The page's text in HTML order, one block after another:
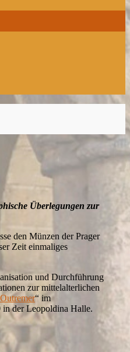
Überlegungen zur
den Münzen der Prager
Zeit einmaliges
und Durchführung
zur mittelalterlichen
“ im
in der Leopoldina Halle.